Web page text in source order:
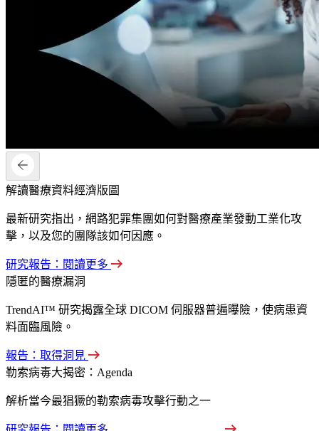
解讀醫療資料經濟版圖
最新研究指出，網路犯罪集團如何對醫療產業發動工業化攻
擊，以及您的團隊該如何因應。
研究報告：閱讀更多
隱匿的醫療漏洞
TrendAI™ 研究揭露全球 DICOM 伺服器普遍曝險，使病患資
料面臨風險。
報告：取得洞見
勒索病毒大揭密：Agenda​​​​
解析當今最猖獗的勒索病毒攻擊行動之一